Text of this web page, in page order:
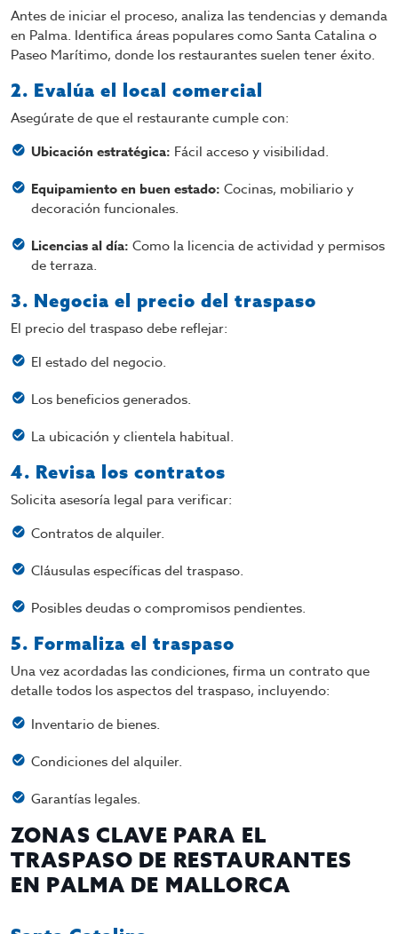
Antes de iniciar el proceso, analiza las tendencias y demanda
en Palma. Identifica áreas populares como Santa Catalina o
Paseo Marítimo, donde los restaurantes suelen tener éxito.
2. Evalúa el local comercial
Asegúrate de que el restaurante cumple con:
Ubicación estratégica: Fácil acceso y visibilidad.
Equipamiento en buen estado: Cocinas, mobiliario y
decoración funcionales.
Licencias al día: Como la licencia de actividad y permisos
de terraza.
3. Negocia el precio del traspaso
El precio del traspaso debe reflejar:
El estado del negocio.
Los beneficios generados.
La ubicación y clientela habitual.
4. Revisa los contratos
Solicita asesoría legal para verificar:
Contratos de alquiler.
Cláusulas específicas del traspaso.
Posibles deudas o compromisos pendientes.
5. Formaliza el traspaso
Una vez acordadas las condiciones, firma un contrato que
detalle todos los aspectos del traspaso, incluyendo:
Inventario de bienes.
Condiciones del alquiler.
Garantías legales.
ZONAS CLAVE PARA EL
TRASPASO DE RESTAURANTES
EN PALMA DE MALLORCA